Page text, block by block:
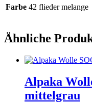
Farbe 42 flieder melange
Ähnliche
Alpaka
mittelgrau